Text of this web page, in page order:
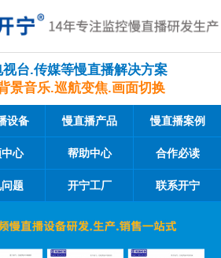
台.传媒等慢直播解决方案
景音乐.巡航变焦.画面切换
设备 慢直播产品 慢直播案例
心 帮助中心 合作必读
题 开宁工厂 联系开宁